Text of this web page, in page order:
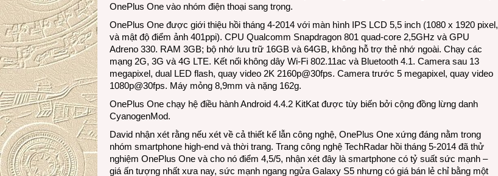
OnePlus One vào nhóm điện thoại sang trọng.
OnePlus One được giới thiệu hồi tháng 4-2014 với màn hình IPS LCD 5,5 inch (1080 x 1920 pixel,
và mật độ điểm ảnh 401ppi). CPU Qualcomm Snapdragon 801 quad-core 2,5GHz và GPU
Adreno 330. RAM 3GB; bộ nhớ lưu trữ 16GB và 64GB, không hỗ trợ thẻ nhớ ngoài. Chạy các
mạng 2G, 3G và 4G LTE. Kết nối không dây Wi-Fi 802.11ac và Bluetooth 4.1. Camera sau 13
megapixel, dual LED flash, quay video 2K 2160p@30fps. Camera trước 5 megapixel, quay video
1080p@30fps. Máy mỏng 8,9mm và nặng 162g.
OnePlus One chạy hệ điều hành Android 4.4.2 KitKat được tùy biến bởi cộng đồng lừng danh
CyanogenMod.
David nhận xét rằng nếu xét về cả thiết kế lẫn công nghệ, OnePlus One xứng đáng nằm trong
nhóm smartphone high-end và thời trang. Trang công nghệ TechRadar hồi tháng 5-2014 đã thử
nghiệm OnePlus One và cho nó điểm 4,5/5, nhận xét đây là smartphone có tỷ suất sức mạnh –
giá ấn tượng nhất xưa nay, sức mạnh ngang ngửa Galaxy S5 nhưng có giá bán lẻ chỉ bằng một